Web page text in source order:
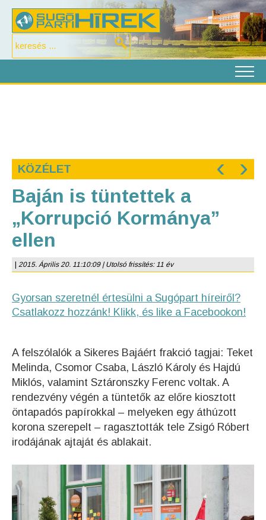
KÖZÉLET ‹ ›
Baján is tüntettek a
„Korrupció Kormánya”
ellen
2015. Április 20. 11:10:09 | Utolsó frissítés: 11 év
Gyorsan szeretnél értesülni a Sugópart híreiről?
Csatlakozz hozzánk! Klikk, és like a Facebookon!
A felszólalók a Sikeres Bajáért frakció tagjai: Teket
Melinda, Csomor Csaba, László Károly és Hajdú
Miklós, valamint Sztáronszky Ferenc voltak. A
rendezvény végén a tüntetők az előre kiosztott
öntapadós papírokkal – melyeken egy áthúzott
korona szerepelt – ragasztották tele Zsigó Róbert
irodájának ajtaját és ablakait.